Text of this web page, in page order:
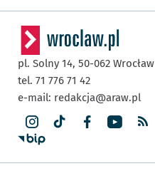
pl. Solny 14, 50-062 Wrocław
tel. 71 776 71 42
e-mail: redakcja@araw.pl